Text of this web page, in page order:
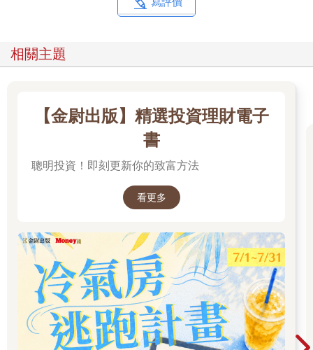
相關主題
【金尉出版】精選投資理財電子
書
聰明投資！即刻更新你的致富方法
看更多